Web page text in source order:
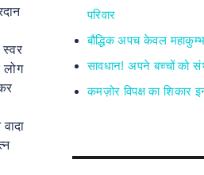
स्वर
लोग
परिवार
बौद्धिक अपच केवल
सावधान! अपने बच्चों को
कमज़ोर विपक्ष का शिकार